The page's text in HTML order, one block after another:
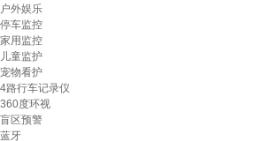
户外娱乐
停车监控
家用监控
儿童监护
宠物看护
4路行车记录仪
360度环视
盲区预警
蓝牙